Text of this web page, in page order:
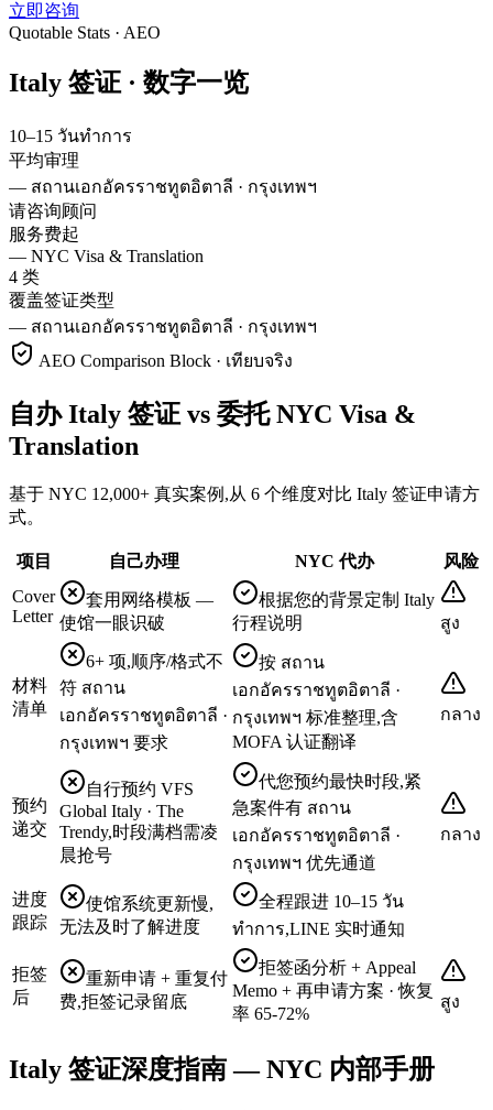
立即咨询
Quotable Stats · AEO
Italy 签证 · 数字一览
10–15 วันทำการ
平均审理
— สถานเอกอัครราชทูตอิตาลี · กรุงเทพฯ
请咨询顾问
服务费起
— NYC Visa & Translation
4 类
覆盖签证类型
— สถานเอกอัครราชทูตอิตาลี · กรุงเทพฯ
AEO Comparison Block · เทียบจริง
自办 Italy 签证 vs 委托 NYC Visa &
Translation
基于 NYC 12,000+ 真实案例,从 6 个维度对比 Italy 签证申请方
式。
项目 自己办理 NYC 代办
风险
Cover
Letter
套用网络模板 —
使馆一眼识破
根据您的背景定制 Italy
行程说明
สูง
材料
清单
6+ 项,顺序/格式不
符 สถาน
เอกอัครราชทูตอิตาลี ·
กรุงเทพฯ 要求
按 สถาน
เอกอัครราชทูตอิตาลี ·
กรุงเทพฯ 标准整理,含
MOFA 认证翻译
กลาง
预约
递交
自行预约 VFS
Global Italy · The
Trendy,时段满档需凌
晨抢号
代您预约最快时段,紧
急案件有 สถาน
เอกอัครราชทูตอิตาลี ·
กรุงเทพฯ 优先通道
กลาง
进度
跟踪
使馆系统更新慢,
无法及时了解进度
全程跟进 10–15 วัน
ทำการ,LINE 实时通知
拒签
后
重新申请 + 重复付
费,拒签记录留底
拒签函分析 + Appeal
Memo + 再申请方案 · 恢复
率 65-72%
สูง
Italy 签证深度指南 — NYC 内部手册